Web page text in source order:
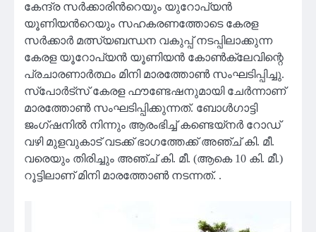
കേന്ദ്ര സർക്കാരിന്‍റെയും യുറോപ്യന്‍
യൂണിയന്‍റെയും സഹകരണത്തോടെ കേരള
സർക്കാർ മത്സ്യബന്ധന വകുപ്പ് നടപ്പിലാക്കുന്ന
കേരള യൂറോപ്യൻ യൂണിയൻ കോൺക്ലേവിന്റെ
പ്രചാരണാർത്ഥം മിനി മാരത്തോൺ സംഘടിപ്പിച്ചു.
സ്പോർട്സ് കേരള ഫൗണ്ടേഷനുമായി ചേർന്നാണ്
മാരത്തോൺ സംഘടിപ്പിക്കുന്നത്. ബോള്‍ഗാട്ടി
ജംഗ്ഷനില്‍ നിന്നും ആരംഭിച്ച് കണ്ടെയ്നര്‍ റോഡ്
വഴി മുളവുകാട് വടക്ക് ഭാഗത്തേക്ക് അഞ്ച് കി. മീ.
വരെയും തിരിച്ചും അഞ്ച് കി. മീ. (ആകെ 10 കി. മീ.)
റൂട്ടിലാണ് മിനി മാരത്തോൺ നടന്നത്. .